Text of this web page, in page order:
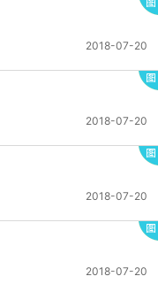
2018-07-20
2018-07-20
2018-07-20
2018-07-20